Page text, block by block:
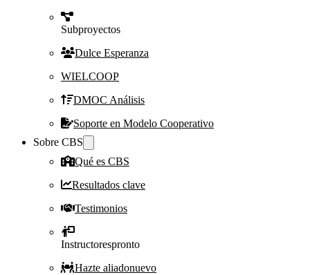
Subproyectos
Dulce Esperanza
WIELCOOP
DMOC Análisis
Soporte en Modelo Cooperativo
Sobre CBS
Qué es CBS
Resultados clave
Testimonios
Instructorespronto
Hazte aliadonuevo